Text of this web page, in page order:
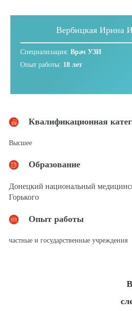
Вербицкая Ирина
Специализация: Врач УЗИ
Опыт работы: 18 лет
Квалификационная
Высшее
Образование
Донецкий национальный
Горького
Опыт работы
частные и государственные учреждения